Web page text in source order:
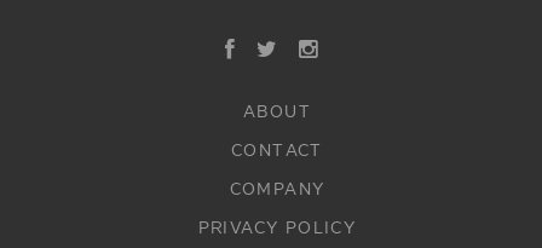
ABOUT
CONTACT
COMPANY
PRIVACY POLICY